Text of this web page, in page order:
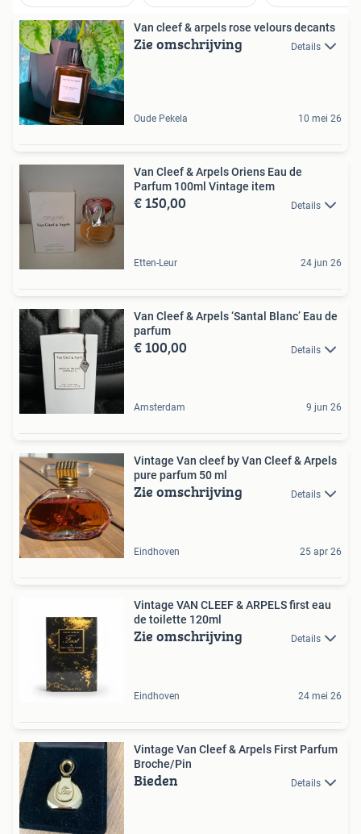
Van cleef & arpels rose velours decants
Zie omschrijving Details
Oude Pekela 10 mei 26
Van Cleef & Arpels Oriens Eau de
Parfum 100ml Vintage item
€ 150,00 Details
Etten-Leur 24 jun 26
Van Cleef & Arpels ‘Santal Blanc’ Eau de
parfum
€ 100,00 Details
Amsterdam 9 jun 26
Vintage Van cleef by Van Cleef & Arpels
pure parfum 50 ml
Zie omschrijving Details
Eindhoven 25 apr 26
Vintage VAN CLEEF & ARPELS first eau
de toilette 120ml
Zie omschrijving Details
Eindhoven 24 mei 26
Vintage Van Cleef & Arpels First Parfum
Broche/Pin
Bieden Details